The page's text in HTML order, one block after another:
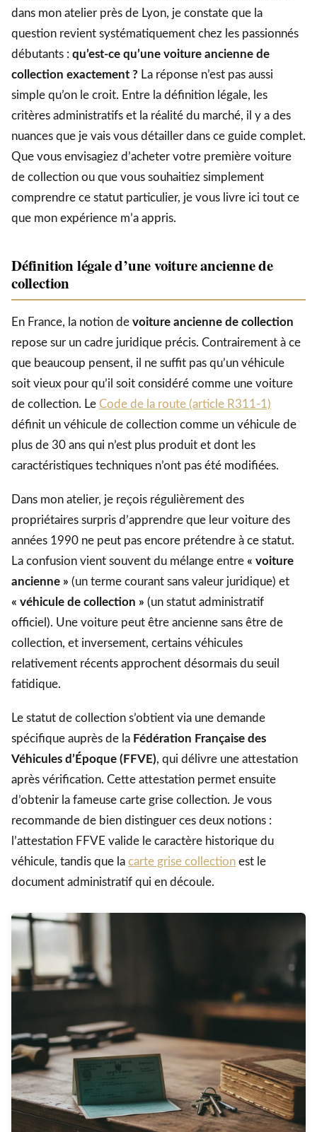
dans mon atelier près de Lyon, je constate que la
question revient systématiquement chez les passionnés
débutants : qu’est-ce qu’une voiture ancienne de
collection exactement ? La réponse n’est pas aussi
simple qu’on le croit. Entre la définition légale, les
critères administratifs et la réalité du marché, il y a des
nuances que je vais vous détailler dans ce guide complet.
Que vous envisagiez d’acheter votre première voiture
de collection ou que vous souhaitiez simplement
comprendre ce statut particulier, je vous livre ici tout ce
que mon expérience m’a appris.
Définition légale d’une voiture ancienne de
collection
En France, la notion de voiture ancienne de collection
repose sur un cadre juridique précis. Contrairement à ce
que beaucoup pensent, il ne suffit pas qu’un véhicule
soit vieux pour qu’il soit considéré comme une voiture
de collection. Le Code de la route (article R311-1)
définit un véhicule de collection comme un véhicule de
plus de 30 ans qui n’est plus produit et dont les
caractéristiques techniques n’ont pas été modifiées.
Dans mon atelier, je reçois régulièrement des
propriétaires surpris d’apprendre que leur voiture des
années 1990 ne peut pas encore prétendre à ce statut.
La confusion vient souvent du mélange entre « voiture
ancienne » (un terme courant sans valeur juridique) et
« véhicule de collection » (un statut administratif
officiel). Une voiture peut être ancienne sans être de
collection, et inversement, certains véhicules
relativement récents approchent désormais du seuil
fatidique.
Le statut de collection s’obtient via une demande
spécifique auprès de la Fédération Française des
Véhicules d’Époque (FFVE), qui délivre une attestation
après vérification. Cette attestation permet ensuite
d’obtenir la fameuse carte grise collection. Je vous
recommande de bien distinguer ces deux notions :
l’attestation FFVE valide le caractère historique du
véhicule, tandis que la carte grise collection est le
document administratif qui en découle.